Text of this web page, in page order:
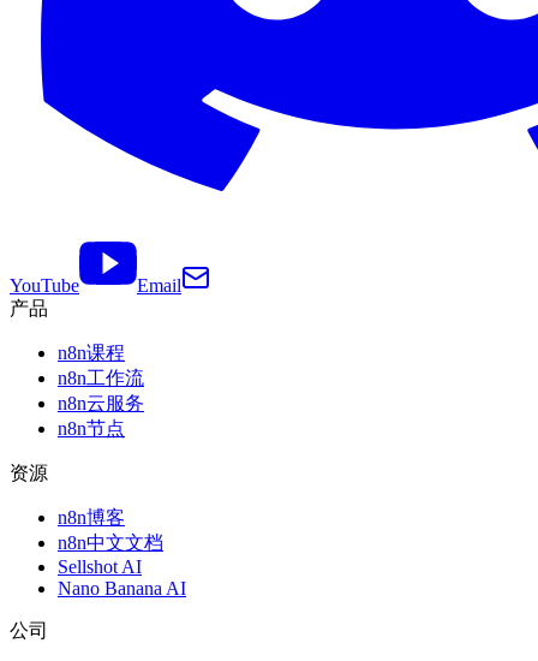
YouTube
Email
产品
n8n课程
n8n工作流
n8n云服务
n8n节点
资源
n8n博客
n8n中文文档
Sellshot AI
Nano Banana AI
公司